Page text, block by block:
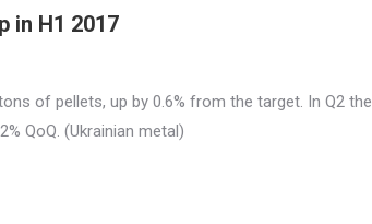
in H1 2017
of pellets, up by 0.6% from the target. In Q2 the
QoQ. (Ukrainian metal)